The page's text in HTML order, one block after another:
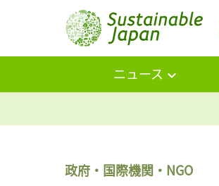
ニュース
政府・国際機関・NGO